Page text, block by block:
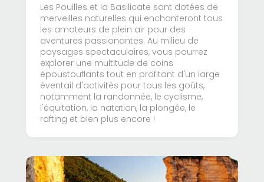
Les Pouilles et la Basilicate sont dotées de
merveilles naturelles qui enchanteront tous
les amateurs de plein air pour des
aventures passionantes. Au milieu de
paysages spectaculaires, vous pourrez
explorer une multitude de coins
époustouflants tout en profitant d'un large
éventail d'activités pour tous les goûts,
notamment la randonnée, le cyclisme,
l'équitation, la natation, la plongée, le
rafting et bien plus encore !